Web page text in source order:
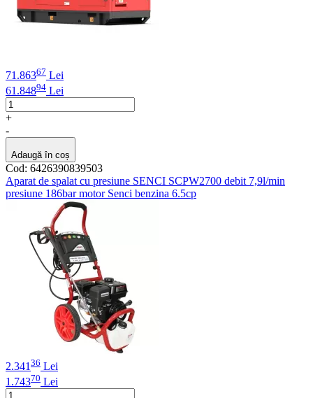
71.86367 Lei
61.84894 Lei
+
-
Adaugă în coș
Cod: 6426390839503
Aparat de spalat cu presiune SENCI SCPW2700 debit 7,9l/min
presiune 186bar motor Senci benzina 6.5cp
2.341 36 Lei
1.74370 Lei